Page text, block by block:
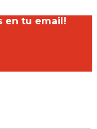
en tu email!